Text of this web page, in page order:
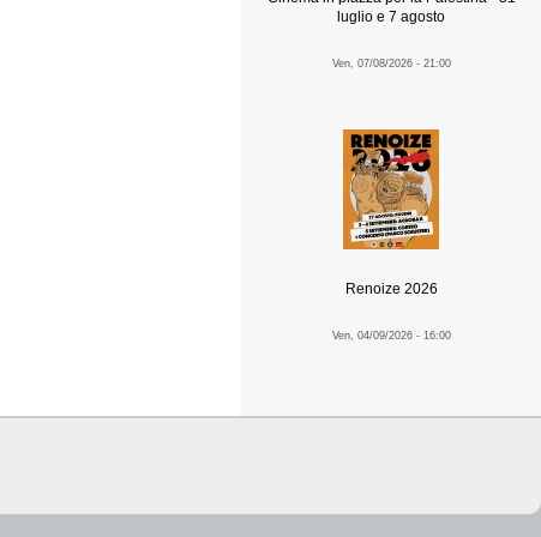
luglio e 7 agosto
Ven, 07/08/2026 - 21:00
Renoize 2026
Ven, 04/09/2026 - 16:00